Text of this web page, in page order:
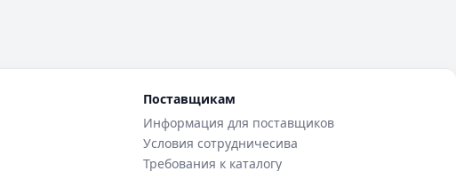
Поставщикам
Информация для поставщиков
Условия сотрудничесива
Требования к каталогу